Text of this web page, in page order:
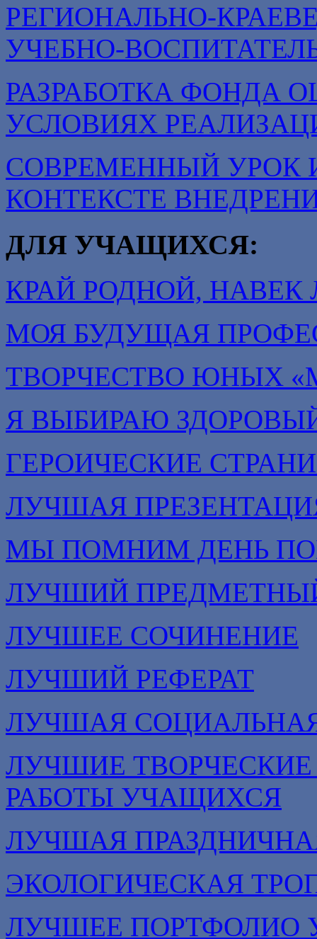
РЕГИОНАЛЬНО-
УЧЕБНО-
РАЗРАБОТКА ФОНДА
УСЛОВИЯХ
СОВРЕМЕННЫЙ УРОК
КОНТЕКСТЕ
ДЛЯ УЧАЩИХСЯ:
КРАЙ РОДНОЙ,
МОЯ БУДУЩАЯ
ТВОРЧЕСТВО ЮНЫХ
Я ВЫБИРАЮ
ГЕРОИЧЕСКИЕ
ЛУЧШАЯ
МЫ ПОМНИМ ДЕНЬ
ЛУЧШИЙ
ЛУЧШЕЕ СОЧИНЕНИЕ
ЛУЧШИЙ РЕФЕРАТ
ЛУЧШАЯ
ЛУЧШИЕ
РАБОТЫ УЧАЩИХСЯ
ЛУЧШАЯ
ЭКОЛОГИЧЕСКАЯ
ЛУЧШЕЕ ПОРТФОЛИО